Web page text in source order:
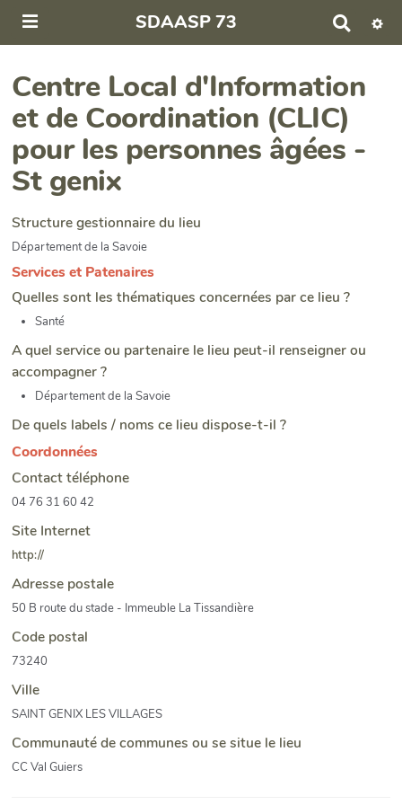
SDAASP 73
e
e
Centre Local d'Information
et de Coordination (CLIC)
pour les personnes âgées -
St genix
Structure gestionnaire du lieu
Département de la Savoie
Services et Patenaires
Quelles sont les thématiques concernées par ce lieu ?
Santé
A quel service ou partenaire le lieu peut-il renseigner ou
accompagner ?
Département de la Savoie
De quels labels / noms ce lieu dispose-t-il ?
Coordonnées
Contact téléphone
04 76 31 60 42
Site Internet
http://
Adresse postale
50 B route du stade - Immeuble La Tissandière
Code postal
73240
Ville
SAINT GENIX LES VILLAGES
Communauté de communes ou se situe le lieu
CC Val Guiers